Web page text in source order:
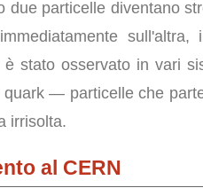
due particelle diventano
è stato osservato in vari
quark — particelle che
irrisolta.
al CERN